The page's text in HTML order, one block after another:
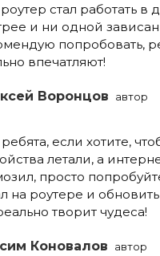
стал работать в
и ни одной
попробовать,
впечатляют!
Воронцов автор
если хотите,
летали, а
просто
на роутере и
творит чудеса!
Коновалов автор